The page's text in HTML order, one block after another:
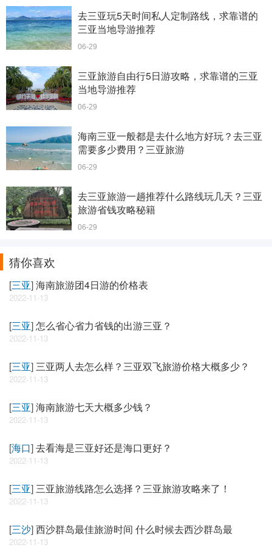
去三亚玩5天时间私人定制路线，求靠谱的
三亚当地导游推荐
06-29
三亚旅游自由行5日游攻略，求靠谱的三亚
当地导游推荐
06-29
海南三亚一般都是去什么地方好玩？去三亚
需要多少费用？三亚旅游
06-29
去三亚旅游一趟推荐什么路线玩几天？三亚
旅游省钱攻略秘籍
06-29
猜你喜欢
[三亚]海南旅游团4日游的价格表
2022-11-13
[三亚]怎么省心省力省钱的出游三亚？
2022-11-13
[三亚] 三亚两人去怎么样？三亚双飞旅游价格大概多少？
2022-11-13
[三亚]海南旅游七天大概多少钱？
2022-11-13
[海口]去看海是三亚好还是海口更好？
2022-11-13
[三亚] 三亚旅游线路怎么选择？三亚旅游攻略来了！
2022-11-13
[三沙]西沙群岛最佳旅游时间 什么时候去西沙群岛最
2022-11-13